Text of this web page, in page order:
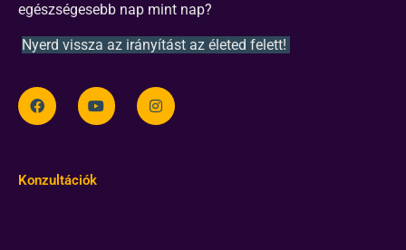
egészségesebb nap mint nap?
Nyerd vissza az irányítást az életed felett!
Konzultációk